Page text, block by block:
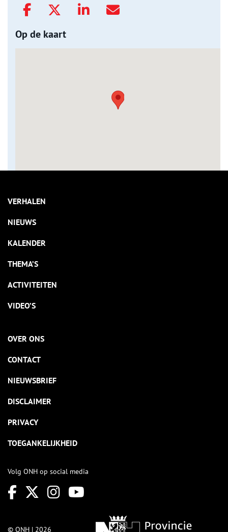
Op de kaart
VERHALEN
NIEUWS
KALENDER
THEMA’S
ACTIVITEITEN
VIDEO’S
OVER ONS
CONTACT
NIEUWSBRIEF
DISCLAIMER
PRIVACY
TOEGANKELIJKHEID
Volg ONH op social media
© ONH | 2026